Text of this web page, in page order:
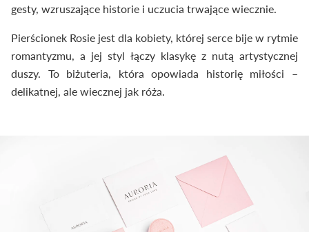
gesty, wzruszające historie i uczucia trwające wiecznie.
Pierścionek Rosie jest dla kobiety, której serce bije w rytmie
romantyzmu, a jej styl łączy klasykę z nutą artystycznej
duszy. To biżuteria, która opowiada historię miłości –
delikatnej, ale wiecznej jak róża.